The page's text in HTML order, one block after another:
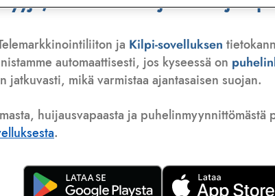
ja Kilpi-sovelluksen
automaattisesti, jos kyseessä on
jatkuvasti, mikä varmistaa ajantasaisen suojan.
huijausvapaasta ja
.